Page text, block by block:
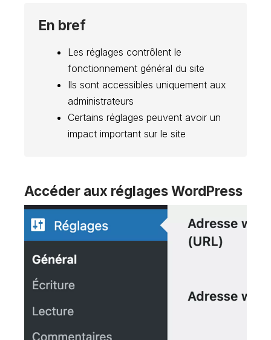
En bref
Les réglages contrôlent le
fonctionnement général du site
Ils sont accessibles uniquement aux
administrateurs
Certains réglages peuvent avoir un
impact important sur le site
Accéder aux réglages WordPress